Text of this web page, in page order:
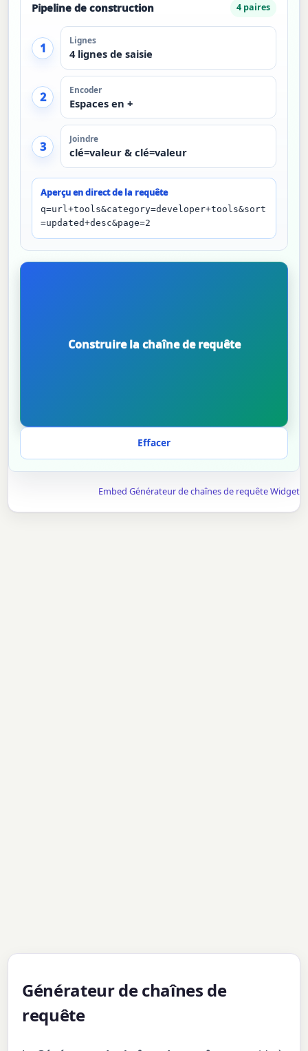
Pipeline de construction 4 paires
1
Lignes
4 lignes de saisie
2
Encoder
Espaces en +
3
Joindre
clé=valeur & clé=valeur
Aperçu en direct de la requête
q=url+tools&category=developer+tools&sort
=updated+desc&page=2
Effacer
Embed Générateur de chaînes de requête Widget
Générateur de chaînes de
requête